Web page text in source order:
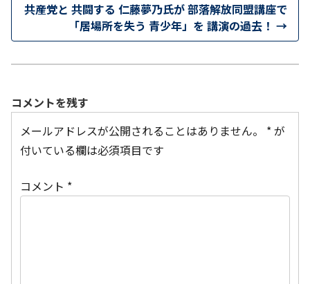
共産党と 共闘する 仁藤夢乃氏が 部落解放同盟講座で
「居場所を失う 青少年」を 講演の過去！ →
コメントを残す
メールアドレスが公開されることはありません。
*が
付いている欄は必須項目です
コメント *